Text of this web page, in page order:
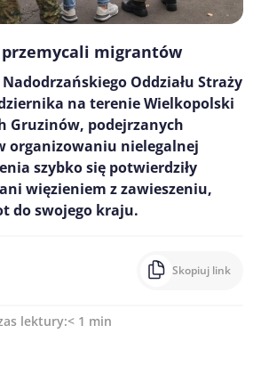
przemycali migrantów
Oddziału Straży
na terenie Wielkopolski
Gruzinów, podejrzanych
organizowaniu nielegalnej
szybko się potwierdziły
więzieniem z zawieszeniu,
do swojego kraju.
Skopiuj link
lektury:< 1 min